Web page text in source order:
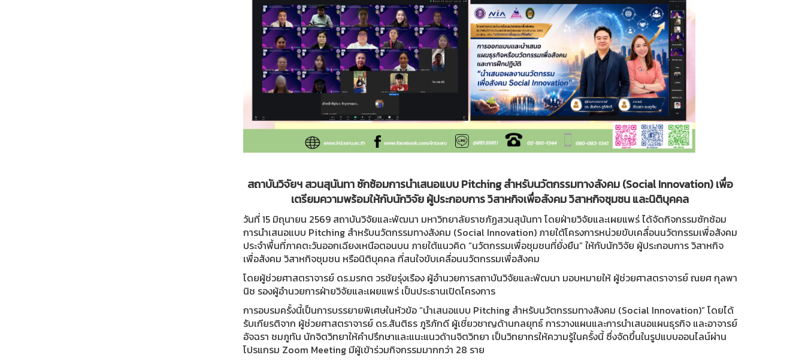
สถาบันวิจัยฯ สวนสุนันทา ซักซ้อมการนำเสนอแบบ Pitching สำหรับนวัตกรรมทางสังคม (Social Innovation) เพื่อ
เตรียมความพร้อมให้กับนักวิจัย ผู้ประกอบการ วิสาหกิจเพื่อสังคม วิสาหกิจชุมชน และนิติบุคคล
วันที่ 15 มิถุนายน 2569 สถาบันวิจัยและพัฒนา มหาวิทยาลัยราชภัฏสวนสุนันทา โดยฝ่ายวิจัยและเผยแพร่ ได้จัดกิจกรรมซักซ้อม
การนำเสนอแบบ Pitching สำหรับนวัตกรรมทางสังคม (Social Innovation) ภายใต้โครงการหน่วยขับเคลื่อนนวัตกรรมเพื่อสังคม
ประจำพื้นที่ภาคตะวันออกเฉียงเหนือตอนบน ภายใต้แนวคิด “นวัตกรรมเพื่อชุมชนที่ยั่งยืน” ให้กับนักวิจัย ผู้ประกอบการ วิสาหกิจ
เพื่อสังคม วิสาหกิจชุมชน หรือนิติบุคคล ที่สนใจขับเคลื่อนนวัตกรรมเพื่อสังคม
โดยผู้ช่วยศาสตราจารย์ ดร.มรกต วรชัยรุ่งเรือง ผู้อำนวยการสถาบันวิจัยและพัฒนา มอบหมายให้ ผู้ช่วยศาสตราจารย์ ณยศ กุลพา
นิช รองผู้อำนวยการฝ่ายวิจัยและเผยแพร่ เป็นประธานเปิดโครงการ
การอบรมครั้งนี้เป็นการบรรยายพิเศษในหัวข้อ “นำเสนอแบบ Pitching สำหรับนวัตกรรมทางสังคม (Social Innovation)” โดยได้
รับเกียรติจาก ผู้ช่วยศาสตราจารย์ ดร.สันติธร ภูริภักดี ผู้เชี่ยวชาญด้านกลยุทธ์ การวางแผนและการนำเสนอแผนธุรกิจ และอาจารย์
อัจฉรา ชมภูทัน นักจิตวิทยาให้คำปรึกษาและแนะแนวด้านจิตวิทยา เป็นวิทยากรให้ความรู้ในครั้งนี้ ซึ่งจัดขึ้นในรูปแบบออนไลน์ผ่าน
โปรแกรม Zoom Meeting มีผู้เข้าร่วมกิจกรรมมากกว่า 28 ราย